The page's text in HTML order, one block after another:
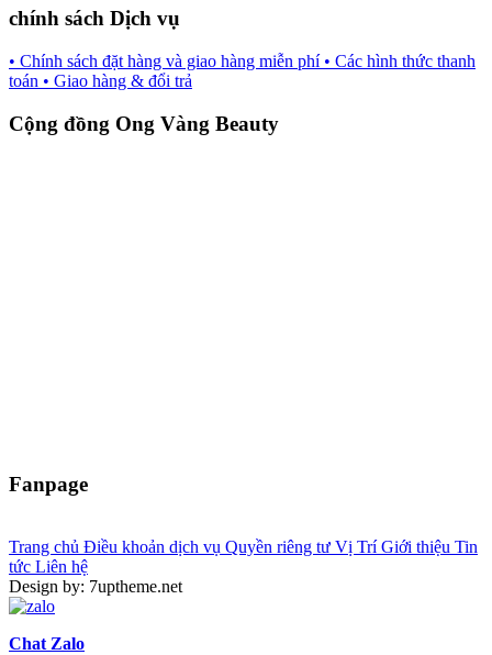
chính sách Dịch vụ
• Chính sách đặt hàng và giao hàng miễn phí • Các hình thức thanh
toán • Giao hàng & đổi trả
Cộng đồng Ong Vàng Beauty
Fanpage
Trang chủ Điều khoản dịch vụ Quyền riêng tư Vị Trí Giới thiệu Tin
tức Liên hệ
Design by: 7uptheme.net
Chat Zalo